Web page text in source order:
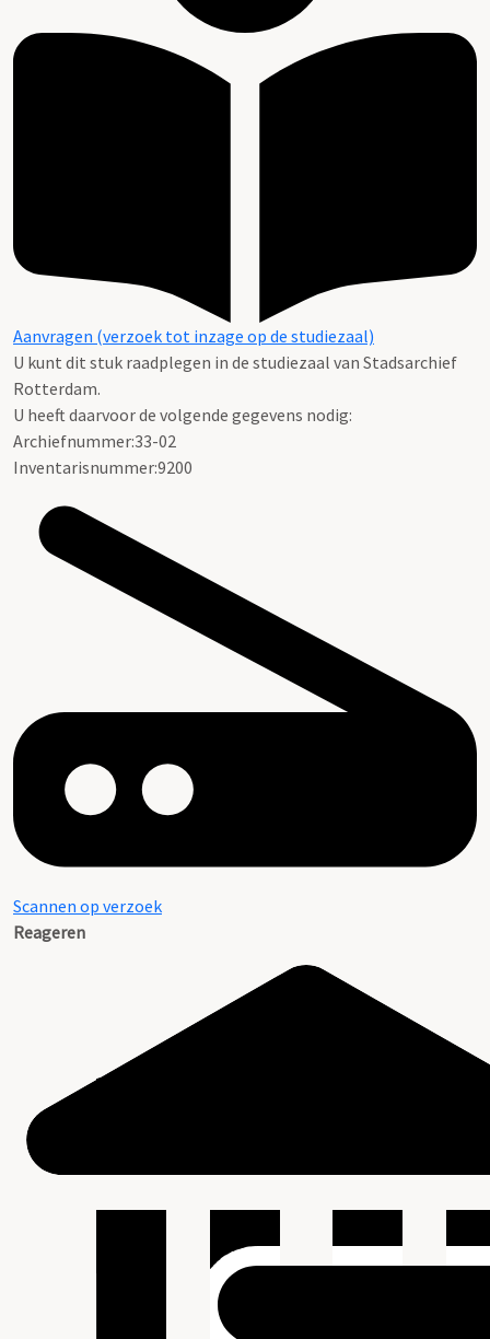
Aanvragen (verzoek tot inzage op de studiezaal)
U kunt dit stuk raadplegen in de studiezaal van Stadsarchief
Rotterdam.
U heeft daarvoor de volgende gegevens nodig:
Archiefnummer:33-02
Inventarisnummer:9200
Scannen op verzoek
Reageren